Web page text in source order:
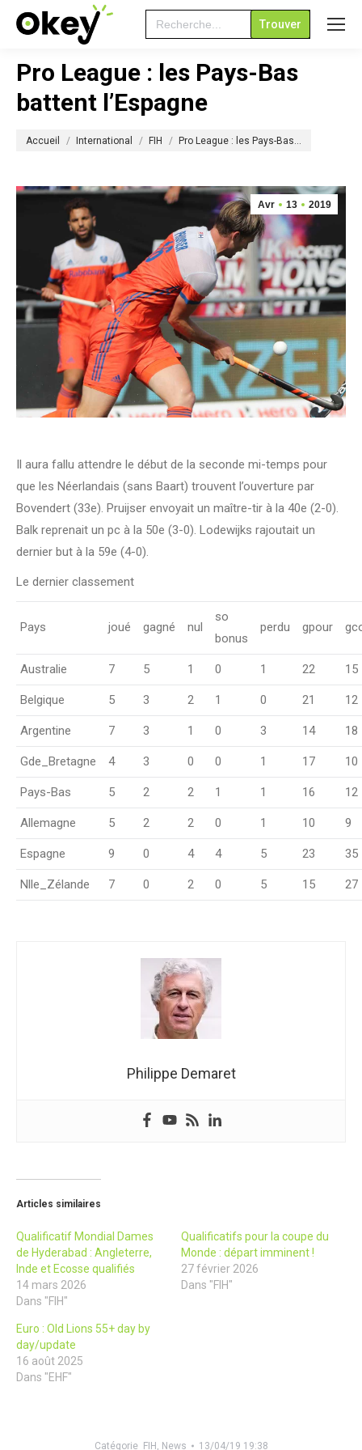
Search
for:
Pro League : les Pays-Bas
battent l’Espagne
Accueil International FIH Pro League : les Pays-Bas…
Avr 13 2019
Il aura fallu attendre le début de la seconde mi-temps pour
que les Néerlandais (sans Baart) trouvent l’ouverture par
Bovendert (33e). Pruijser envoyait un maître-tir à la 40e (2-0).
Balk reprenait un pc à la 50e (3-0). Lodewijks rajoutait un
dernier but à la 59e (4-0).
Le dernier classement
Pays joué gagné nul
so
bonus
perdu gpour
Australie 7 5 1 0 1 22 15
Belgique 5 3 2 1 0 21 12
Argentine 7 3 1 0 3 14 18
Gde_Bretagne 4 3 0 0 1 17 10
Pays-Bas 5 2 2 1 1 16 12
Allemagne 5 2 2 0 1 10 9
Espagne 9 0 4 4 5 23 35
Nlle_Zélande 7 0 2 0 5 15 27
Philippe Demaret
Articles similaires
Qualificatif Mondial Dames
de Hyderabad : Angleterre,
Inde et Ecosse qualifiés
14 mars 2026
Dans "FIH"
Qualificatifs pour la coupe du
Monde : départ imminent !
27 février 2026
Dans "FIH"
Euro : Old Lions 55+ day by
day/update
16 août 2025
Dans "EHF"
Catégorie FIH News 13/04/19 19:38